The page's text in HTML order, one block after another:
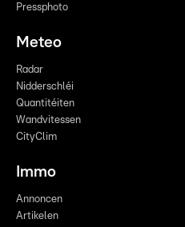
Pressphoto
Meteo
Radar
Nidderschléi
Quantitéiten
Wandvitessen
CityClim
Immo
Annoncen
Artikelen